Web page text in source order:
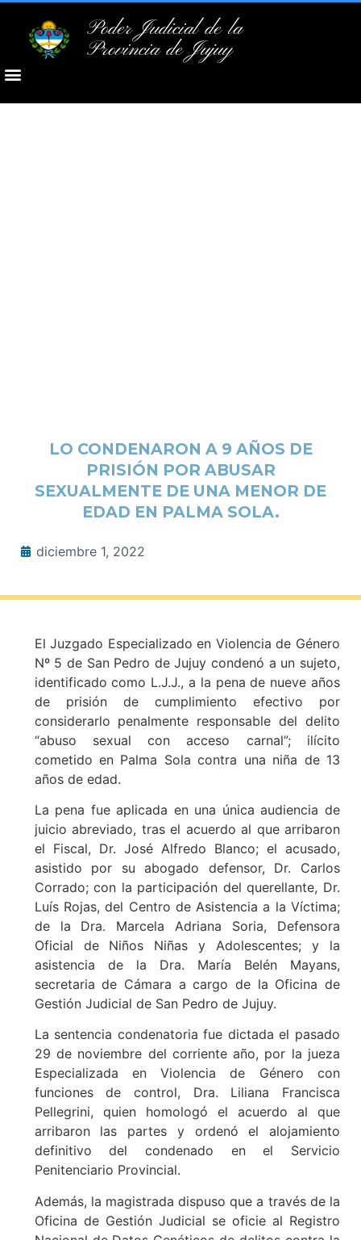
Poder Judicial de la
Provincia de Jujuy
LO CONDENARON A 9 AÑOS DE
PRISIÓN POR ABUSAR
SEXUALMENTE DE UNA MENOR DE
EDAD EN PALMA SOLA.
diciembre 1, 2022
El Juzgado Especializado en Violencia de Género
Nº 5 de San Pedro de Jujuy condenó a un sujeto,
identificado como L.J.J., a la pena de nueve años
de prisión de cumplimiento efectivo por
considerarlo penalmente responsable del delito
“abuso sexual con acceso carnal”; ilícito
cometido en Palma Sola contra una niña de 13
años de edad.
La pena fue aplicada en una única audiencia de
juicio abreviado, tras el acuerdo al que arribaron
el Fiscal, Dr. José Alfredo Blanco; el acusado,
asistido por su abogado defensor, Dr. Carlos
Corrado; con la participación del querellante, Dr.
Luís Rojas, del Centro de Asistencia a la Víctima;
de la Dra. Marcela Adriana Soria, Defensora
Oficial de Niños Niñas y Adolescentes; y la
asistencia de la Dra. María Belén Mayans,
secretaria de Cámara a cargo de la Oficina de
Gestión Judicial de San Pedro de Jujuy.
La sentencia condenatoria fue dictada el pasado
29 de noviembre del corriente año, por la jueza
Especializada en Violencia de Género con
funciones de control, Dra. Liliana Francisca
Pellegrini, quien homologó el acuerdo al que
arribaron las partes y ordenó el alojamiento
definitivo del condenado en el Servicio
Penitenciario Provincial.
Además, la magistrada dispuso que a través de la
Oficina de Gestión Judicial se oficie al Registro